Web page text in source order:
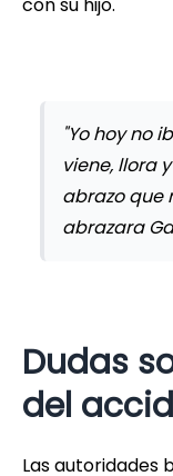
con su hijo.
"Yo hoy no
viene, llora
abrazo que
abrazara
Dudas
del
Las autoridades